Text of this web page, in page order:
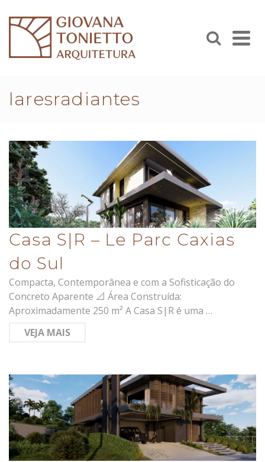
laresradiantes
Casa S|R – Le Parc Caxias
do Sul
Compacta, Contemporânea e com a Sofisticação do
Concreto Aparente 📐 Área Construída:
Aproximadamente 250 m² A Casa S|R é uma …
VEJA MAIS